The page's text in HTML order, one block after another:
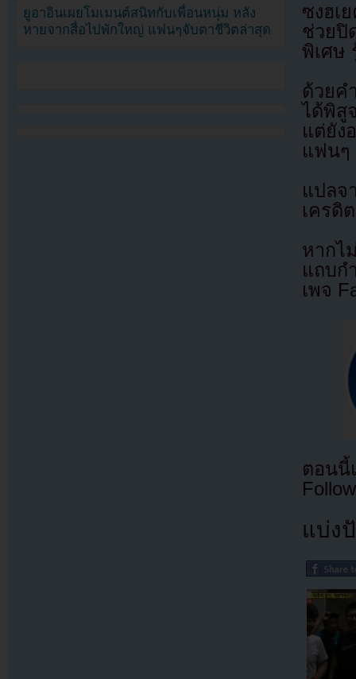
ซงฮเ
ช่วยปิ
พิเศษ
ด้วยค
ได้พิสู
แต่ยัง
แฟนๆ
แปล
เครดิ
หากไ
แถบก
เพจ
ตอนนี้
แบ่ง
ยูอาอินเผยโมเมนต์สนิทกับเพื่อนหนุ่ม หลัง
หายจากสื่อไปพักใหญ่ แฟนๆจับตาชีวิตล่าสุด